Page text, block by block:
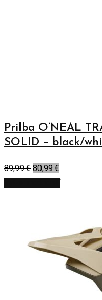
Prilba O’NEAL
SOLID – black/
89,99€ 80,99 €